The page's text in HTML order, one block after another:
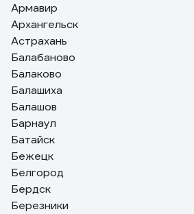
Армавир
Архангельск
Астрахань
Балабаново
Балаково
Балашиха
Балашов
Барнаул
Батайск
Бежецк
Белгород
Бердск
Березники